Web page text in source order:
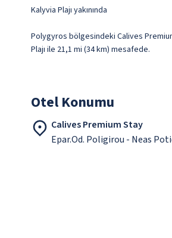
Kalyvia Plajı yakınında
Polygyros bölgesindeki Calives
Plajı ile 21,1 mi (34 km) mesafede.
Otel Konumu
Calives Premium Stay
Epar.Od. Poligirou - Neas